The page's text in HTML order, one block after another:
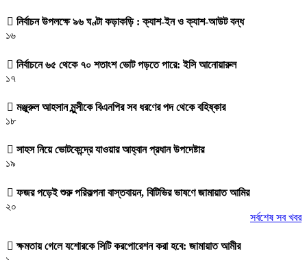
নির্বাচন উপলক্ষে ৯৬ ঘণ্টা কড়াকড়ি : ক্যাশ-ইন ও ক্যাশ-আউট বন্ধ
১৬
নির্বাচনে ৬৫ থেকে ৭০ শতাংশ ভোট পড়তে পারে: ইসি আনোয়ারুল
১৭
মঞ্জুরুল আহসান মুন্সীকে বিএনপির সব ধরণের পদ থেকে বহিষ্কার
১৮
সাহস নিয়ে ভোটকেন্দ্রে যাওয়ার আহ্বান প্রধান উপদেষ্টার
১৯
ফজর পড়েই শুরু পরিকল্পনা বাস্তবায়ন, বিটিভির ভাষণে জামায়াত আমির
২০
সর্বশেষ সব খবর
ক্ষমতায় গেলে যশোরকে সিটি করপোরেশন করা হবে: জামায়াত আমীর